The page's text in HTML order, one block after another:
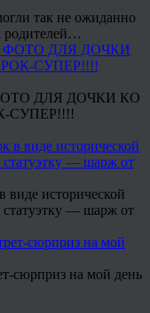
так не ожиданно
родителей…
ДЛЯ ДОЧКИ КО
СУПЕР!!!!
виде исторической
статуэтку — шарж от
сюрприз на мой день